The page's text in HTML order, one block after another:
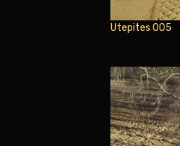
Utepites 005